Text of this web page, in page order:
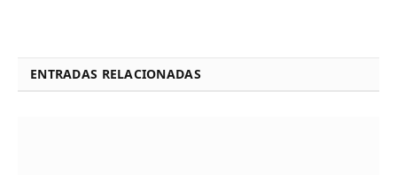
ENTRADAS RELACIONADAS